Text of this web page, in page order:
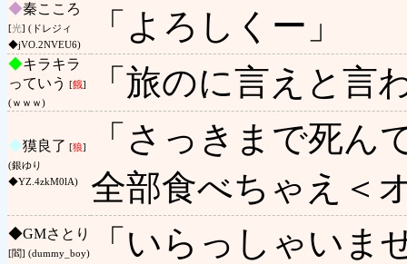
◆秦こころ
[光] (ドレジィ
◆jVO.2NVEU6)
「よろしくー」
◆キラキラ
っていう
[餓]
(ｗｗｗ)
「旅のに言えと言
◆獏良了 [狼]
(銀ゆり
◆YZ.4zkM0lA)
「さっきまで死ん
全部食べちゃえ＜
◆GMさとり
[閻] (dummy_boy) 「いらっしゃいま